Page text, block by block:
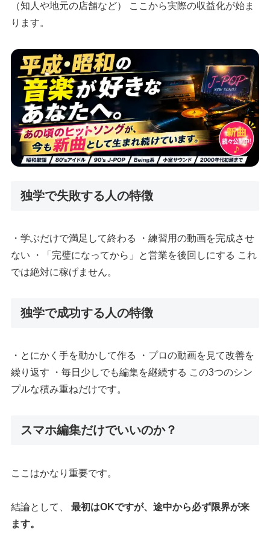
（知人や地元の店舗など） ここから実際の収益化が始ま
ります。
独学で失敗する人の特徴
・学ぶだけで満足して終わる ・練習用の動画を完成させ
ない ・「完璧になってから」と営業を後回しにする これ
では絶対に稼げません。
独学で成功する人の特徴
・とにかく手を動かして作る ・プロの動画を見て改善を
繰り返す ・毎日少しでも編集を継続する この3つのシン
プルな積み重ねだけです。
スマホ編集だけでいいのか？
ここはかなり重要です。
結論として、最初はOKですが、途中から必ず限界が来
ます。